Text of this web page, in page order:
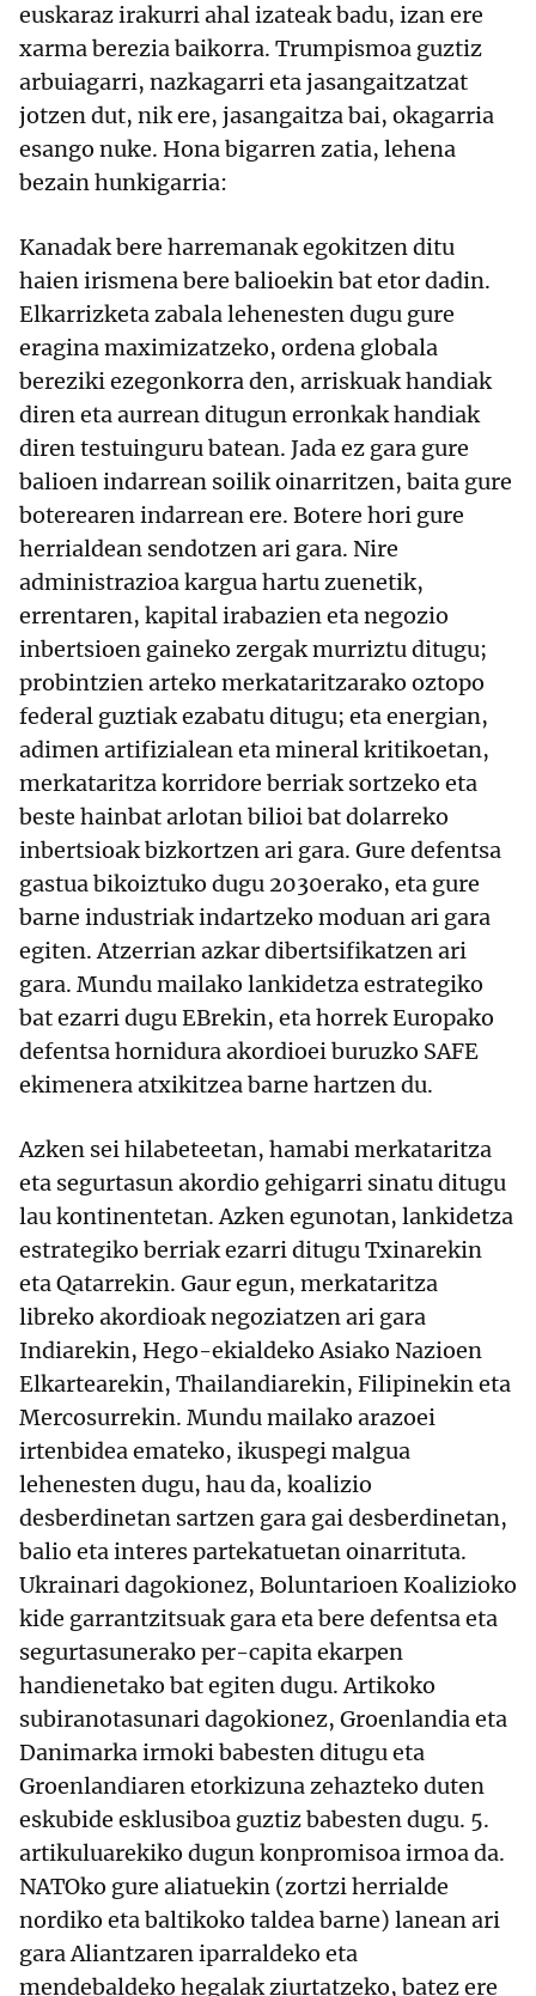
euskaraz irakurri ahal izateak badu, izan ere
xarma berezia baikorra. Trumpismoa guztiz
arbuiagarri, nazkagarri eta jasangaitzatzat
jotzen dut, nik ere, jasangaitza bai, okagarria
esango nuke. Hona bigarren zatia, lehena
bezain hunkigarria:
Kanadak bere harremanak egokitzen ditu
haien irismena bere balioekin bat etor dadin.
Elkarrizketa zabala lehenesten dugu gure
eragina maximizatzeko, ordena globala
bereziki ezegonkorra den, arriskuak handiak
diren eta aurrean ditugun erronkak handiak
diren testuinguru batean. Jada ez gara gure
balioen indarrean soilik oinarritzen, baita gure
boterearen indarrean ere. Botere hori gure
herrialdean sendotzen ari gara. Nire
administrazioa kargua hartu zuenetik,
errentaren, kapital irabazien eta negozio
inbertsioen gaineko zergak murriztu ditugu;
probintzien arteko merkataritzarako oztopo
federal guztiak ezabatu ditugu; eta energian,
adimen artifizialean eta mineral kritikoetan,
merkataritza korridore berriak sortzeko eta
beste hainbat arlotan bilioi bat dolarreko
inbertsioak bizkortzen ari gara. Gure defentsa
gastua bikoiztuko dugu 2030erako, eta gure
barne industriak indartzeko moduan ari gara
egiten. Atzerrian azkar dibertsifikatzen ari
gara. Mundu mailako lankidetza estrategiko
bat ezarri dugu EBrekin, eta horrek Europako
defentsa hornidura akordioei buruzko SAFE
ekimenera atxikitzea barne hartzen du.
Azken sei hilabeteetan, hamabi merkataritza
eta segurtasun akordio gehigarri sinatu ditugu
lau kontinentetan. Azken egunotan, lankidetza
estrategiko berriak ezarri ditugu Txinarekin
eta Qatarrekin. Gaur egun, merkataritza
libreko akordioak negoziatzen ari gara
Indiarekin, Hego-ekialdeko Asiako Nazioen
Elkartearekin, Thailandiarekin, Filipinekin eta
Mercosurrekin. Mundu mailako arazoei
irtenbidea emateko, ikuspegi malgua
lehenesten dugu, hau da, koalizio
desberdinetan sartzen gara gai desberdinetan,
balio eta interes partekatuetan oinarrituta.
Ukrainari dagokionez, Boluntarioen Koalizioko
kide garrantzitsuak gara eta bere defentsa eta
segurtasunerako per-capita ekarpen
handienetako bat egiten dugu. Artikoko
subiranotasunari dagokionez, Groenlandia eta
Danimarka irmoki babesten ditugu eta
Groenlandiaren etorkizuna zehazteko duten
eskubide esklusiboa guztiz babesten dugu. 5.
artikuluarekiko dugun konpromisoa irmoa da.
NATOko gure aliatuekin (zortzi herrialde
nordiko eta baltikoko taldea barne) lanean ari
gara Aliantzaren iparraldeko eta
mendebaldeko hegalak ziurtatzeko, batez ere